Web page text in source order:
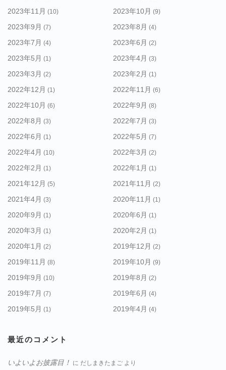
2023年11月 (10) 2023年10月 (9)
2023年9月 (7) 2023年8月 (4)
2023年7月 (4) 2023年6月 (2)
2023年5月 (1) 2023年4月 (3)
2023年3月 (2) 2023年2月 (1)
2022年12月 (1) 2022年11月 (6)
2022年10月 (6) 2022年9月 (8)
2022年8月 (3) 2022年7月 (3)
2022年6月 (1) 2022年5月 (7)
2022年4月 (10) 2022年3月 (2)
2022年2月 (1) 2022年1月 (1)
2021年12月 (5) 2021年11月 (2)
2021年4月 (3) 2020年11月 (1)
2020年9月 (1) 2020年6月 (1)
2020年3月 (1) 2020年2月 (1)
2020年1月 (2) 2019年12月 (2)
2019年11月 (8) 2019年10月 (9)
2019年9月 (10) 2019年8月 (2)
2019年7月 (7) 2019年6月 (4)
2019年5月 (1) 2019年4月 (4)
最近のコメント
いよいよお披露目！ に だしまきたまご より